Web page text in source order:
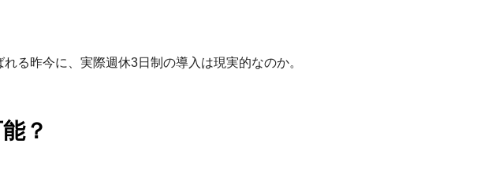
る昨今に、実際週休3日制の導入は現実的なのか。
？